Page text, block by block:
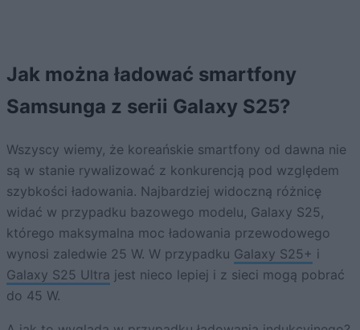
Jak można ładować smartfony
Samsunga z serii Galaxy S25?
Wszyscy wiemy, że koreańskie smartfony od dawna nie
są w stanie rywalizować z konkurencją pod względem
szybkości ładowania. Najbardziej widoczną różnicę
widać w przypadku bazowego modelu, Galaxy S25,
którego maksymalna moc ładowania przewodowego
wynosi zaledwie 25 W. W przypadku Galaxy S25+ i
Galaxy S25 Ultra jest nieco lepiej i z sieci mogą pobrać
do 45 W.